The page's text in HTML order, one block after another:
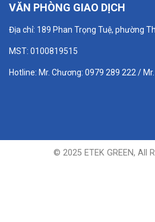
VĂN PHÒNG GIAO DỊCH
Địa chỉ: 189 Phan Trọng Tuệ, phường
MST: 0100819515
Hotline: Mr. Chương: 0979 289 222 /
© 2025 ETEK GREEN, All